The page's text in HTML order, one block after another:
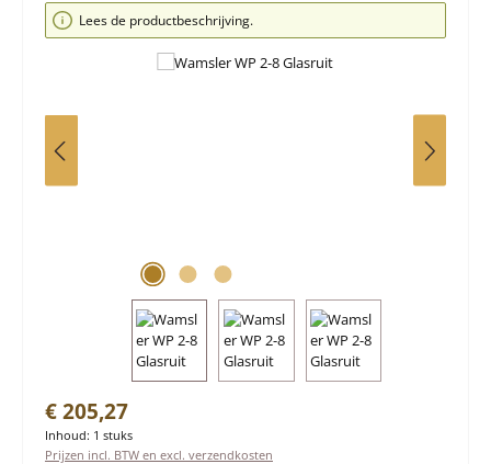
Afbeeldingengalerij overslaan
Lees de productbeschrijving.
Normale prijs:
€ 205,27
Inhoud: 1 stuks
Prijzen incl. BTW en excl. verzendkosten